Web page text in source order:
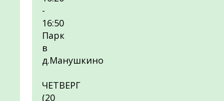
-
16:50
Парк
в
д.Манушкино
ЧЕТВЕРГ
(20